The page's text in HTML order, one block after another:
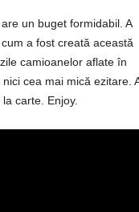
un buget formidabil. A
a fost creată această
camioanelor aflate în
cea mai mică ezitare.
carte. Enjoy.